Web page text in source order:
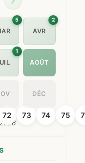
72 73 74 75
5
AVR
2
1
AOÛT
DÉC